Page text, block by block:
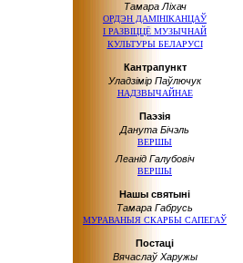
Тамара Ліхач
ОРДЭН ДАМІНІКАНЦАЎ
І РАЗВІЦЦЁ МУЗЫЧНАЙ
КУЛЬТУРЫ БЕЛАРУСІ
Кантрапункт
Уладзімір Паўлючук
НАДЗВЫЧАЙНАЕ
Паэзія
Данута Бічэль
ВЕРШЫ
Леанід Галубовіч
ВЕРШЫ
Нашы святыні
Тамара Габрусь
МУРАВАНЫЯ СКАРБЫ САПЕГАЎ
Постаці
Вячаслаў Харужы